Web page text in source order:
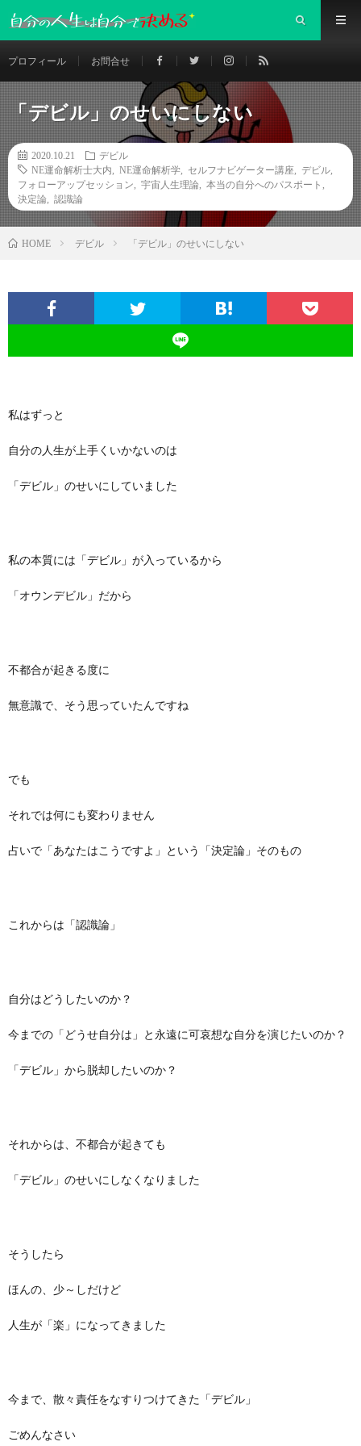
プロフィール お問合せ
「デビル」のせいにしない
2020.10.21
デビル
NE運命解析士大内
NE運命解析学 セルフナビゲーター講座 デビル
フォローアップセッション
宇宙人生理論 本当の自分へのパスポート
決定論
認識論
HOME デビル 「デビル」のせいにしない
私はずっと
自分の人生が上手くいかないのは
「デビル」のせいにしていました
私の本質には「デビル」が入っているから
「オウンデビル」だから
不都合が起きる度に
無意識で、そう思っていたんですね
でも
それでは何にも変わりません
占いで「あなたはこうですよ」という「決定論」そのもの
これからは「認識論」
自分はどうしたいのか？
今までの「どうせ自分は」と永遠に可哀想な自分を演じたいのか？
「デビル」から脱却したいのか？
それからは、不都合が起きても
「デビル」のせいにしなくなりました
そうしたら
ほんの、少～しだけど
人生が「楽」になってきました
今まで、散々責任をなすりつけてきた「デビル」
ごめんなさい